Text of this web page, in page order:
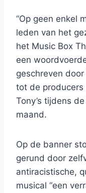
“Op geen enkel
leden van het
het Music Box
een
geschreven
tot de producers
Tony’s tijdens
maand.
Op de banner
gerund door
antiracistische,
musical “een